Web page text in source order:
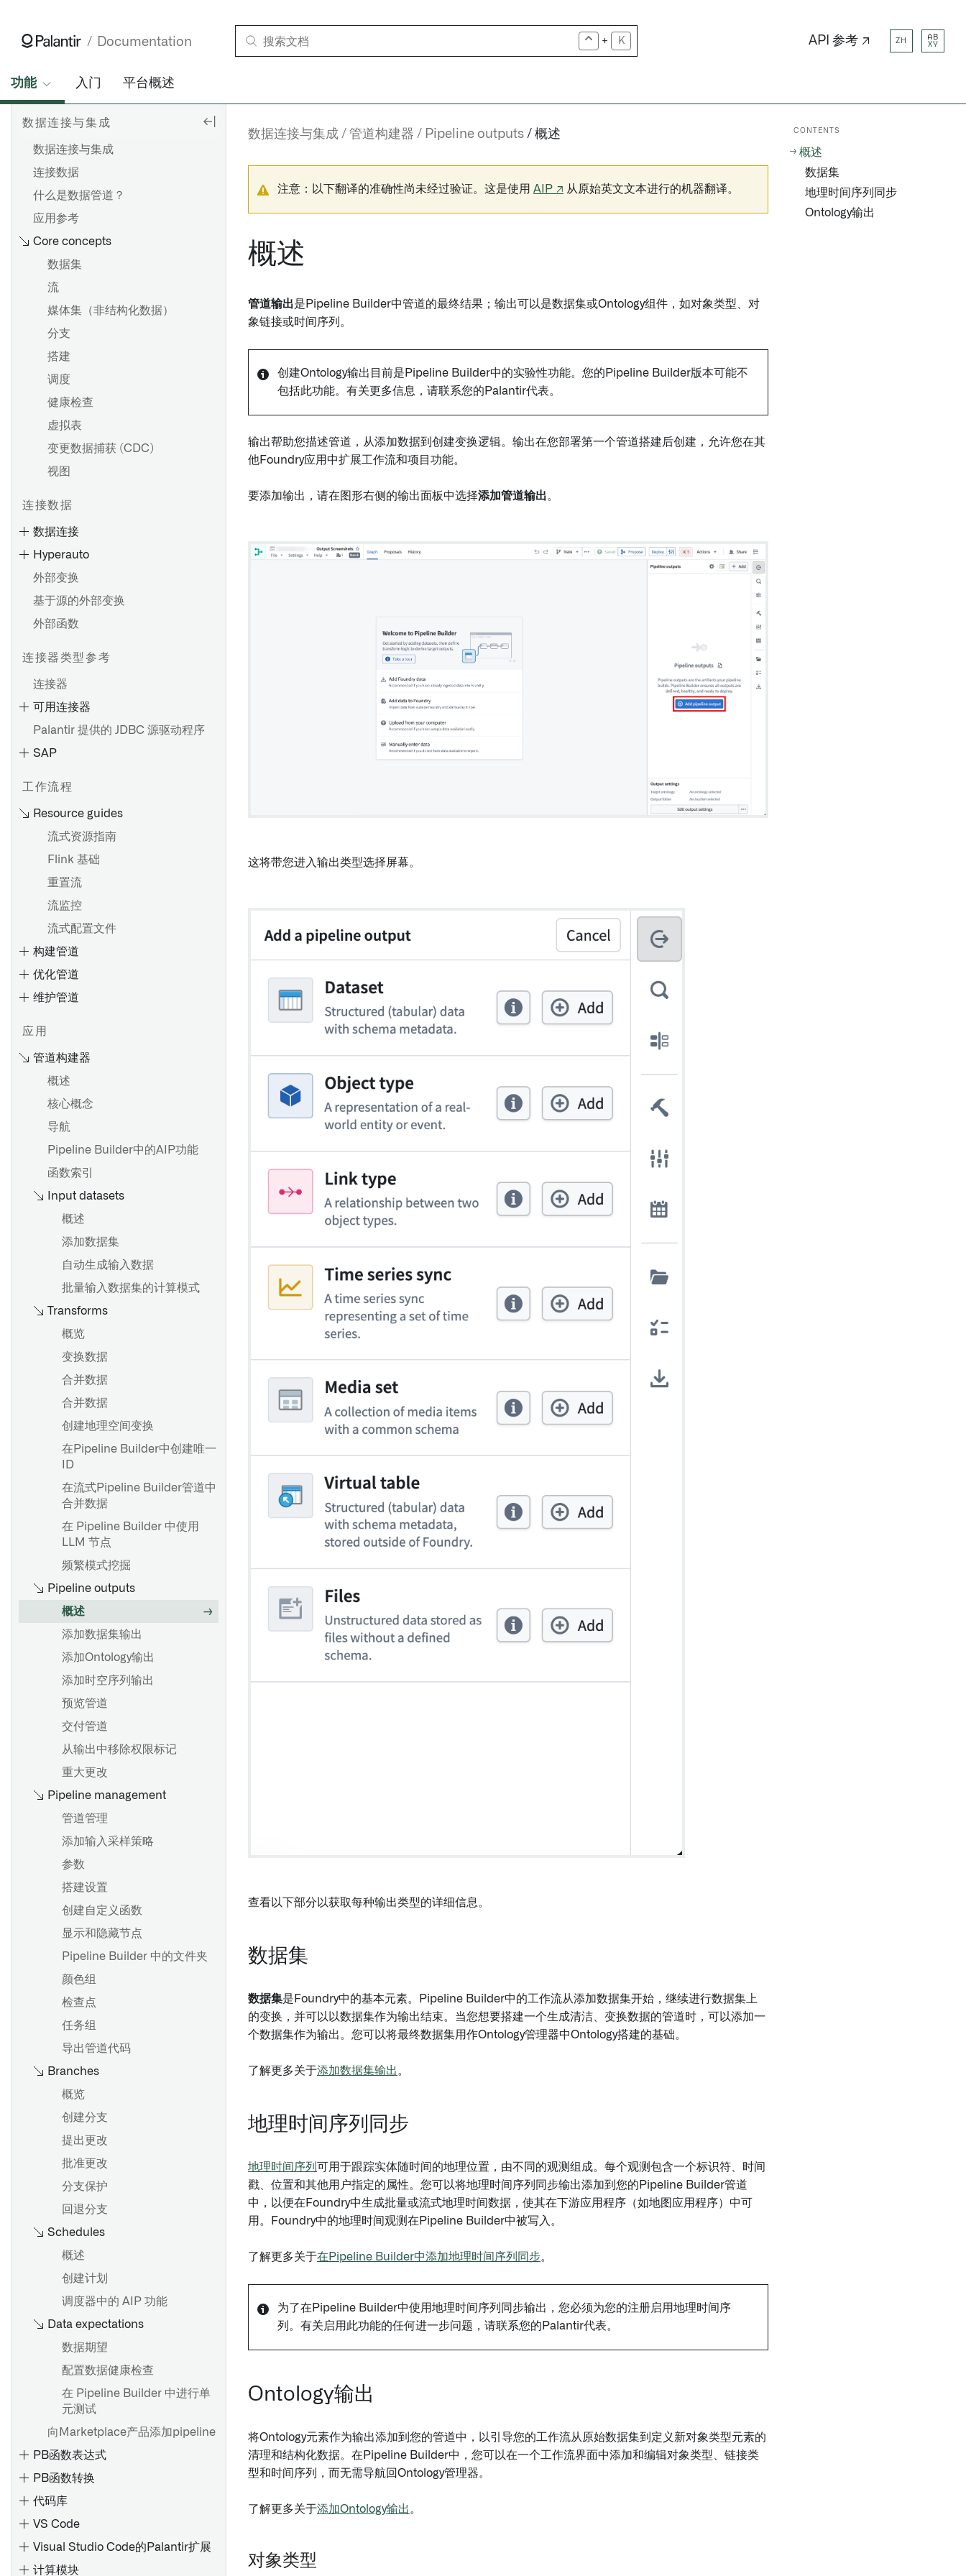
Documentation + K API 参考 ↗ ZH
AB
XY
功能 入门 平台概述
数据连接与集成
数据连接与集成
连接数据
什么是数据管道？
应用参考
Core concepts
数据集
流
媒体集（非结构化数据）
分支
搭建
调度
健康检查
虚拟表
变更数据捕获 (CDC)
视图
连接数据
数据连接
设置直接连接
设置代理
份验证
设置数据源
源探索
设置批量同步
设置流式同步
Hyperauto
HyperAuto V1 概述
开始使用 HyperAuto V1
数据源探索
SDDI 控制台
配置参考
从 HyperAuto V1 迁移到 V2
HyperAuto V1 常见问题
外部变换
基于源的外部变换
外部函数
连接器类型参考
连接器
可用连接器
Palantir 提供的 JDBC 源驱动程序
SAP
SAP 附加组件的安装
安装 Palantir Foundry
用程序
安装远程代理
为 4.6C/620/640 安装远程代
安装修补包
配置 SLT（SAP Landscape
Transformation Replication
Connector 2.0 for SAP
Applications 或远程代理
Palantir Foundry Connector
Palantir Foundry Connector
2.0 以 SAP 应用程序的参数
设置和配置清理任务
授权角色
备份和恢复 Palantir Foundry
Connector 2.0 以用于 SAP 应
用程序
创建一个新的来源
源探索
Foundry SAP 同步
创建新的流式同步
增量更新
SAP 对象类型
从SAP提取长文本
事务代码和报告提取
用户归属的 SAP 数据输出与
OAuth 2.0
工作流程
Resource guides
流式资源指南
Flink 基础
重置流
流监控
流式配置文件
构建管道
使用 Pipeline Builder 创建数
据集批处理管道
使用Pipeline Builder创建媒体
理管道
使用代码库创建媒体集批处理
管道
使用Pipeline Builder创建增量
管道
概述
创建增量同步
保持高性能
流式管道：概述
性能考虑
使用 Foundry Streaming 进行
计算
流式密钥
流式有状态变换
概述
创建计划
查看和修改计划
查找和管理计划
常见调度配置
触发器类型参考
故障排除参考
向市场产品添加计划 [测试版]
概述
创建连接流
Compass 文件列出器
推荐的项目和团队结构
开发最佳实践
分支和发布流程
调度最佳实践
搭建生产流水线
概览
为CSV或JSON文件推断架构
概述
关于移除权限标记的指南
移除继承的权限标记和组织
优化管道
调试失败的管道
调试失败的流
排查内存不足（OOM）出错
排查计划
Spark 概念
Spark UI [测试版]
理解计算使用情况
原生加速
应用Spark配置文件
概述
设置投影
高级细节
Foundry 使用优化
维护管道
应用
管道构建器
概述
核心概念
导航
Pipeline Builder中的AIP功能
函数索引
Input datasets
概述
添加数据集
自动生成输入数据
批量输入数据集的计算模式
Transforms
概览
变换数据
合并数据
合并数据
创建地理空间变换
在Pipeline Builder中创建唯一
ID
在流式Pipeline Builder管道中
合并数据
在 Pipeline Builder 中使用
LLM 节点
频繁模式挖掘
Pipeline outputs
概述
添加数据集输出
添加Ontology输出
添加时空序列输出
预览管道
交付管道
从输出中移除权限标记
重大更改
Pipeline management
管道管理
添加输入采样策略
参数
搭建设置
创建自定义函数
显示和隐藏节点
Pipeline Builder 中的文件夹
颜色组
检查点
任务组
导出管道代码
Branches
概览
创建分支
提出更改
批准更改
分支保护
回退分支
Schedules
概述
创建计划
调度器中的 AIP 功能
Data expectations
数据期望
配置数据健康检查
在 Pipeline Builder 中进行单
元测试
向Marketplace产品添加pipeline
PB函数表达式
PB函数转换
代码库
VS Code
Visual Studio Code的Palantir扩展
计算模块
数据连接与集成 管道构建器 Pipeline outputs 概述
注意：以下翻译的准确性尚未经过验证。这是使用 AIP ↗ 从原始英文文本进行的机器翻译。
概述
管道输出是Pipeline Builder中管道的最终结果；输出可以是数据集或Ontology组件，如对象类型、对
象链接或时间序列。
创建Ontology输出目前是Pipeline Builder中的实验性功能。您的Pipeline Builder版本可能不
包括此功能。有关更多信息，请联系您的Palantir代表。
输出帮助您描述管道，从添加数据到创建变换逻辑。输出在您部署第一个管道搭建后创建，允许您在其
他Foundry应用中扩展工作流和项目功能。
要添加输出，请在图形右侧的输出面板中选择添加管道输出。
这将带您进入输出类型选择屏幕。
查看以下部分以获取每种输出类型的详细信息。
数据集
数据集是Foundry中的基本元素。Pipeline Builder中的工作流从添加数据集开始，继续进行数据集上
的变换，并可以以数据集作为输出结束。当您想要搭建一个生成清洁、变换数据的管道时，可以添加一
个数据集作为输出。您可以将最终数据集用作Ontology管理器中Ontology搭建的基础。
了解更多关于添加数据集输出 。
地理时间序列同步
地理时间序列 可用于跟踪实体随时间的地理位置，由不同的观测组成。每个观测包含一个标识符、时间
戳、位置和其他用户指定的属性。您可以将地理时间序列同步输出添加到您的Pipeline Builder管道
中，以便在Foundry中生成批量或流式地理时间数据，使其在下游应用程序（如地图应用程序）中可
用。Foundry中的地理时间观测在Pipeline Builder中被写入。
了解更多关于在Pipeline Builder中添加地理时间序列同步。
为了在Pipeline Builder中使用地理时间序列同步输出，您必须为您的注册启用地理时间序
列。有关启用此功能的任何进一步问题，请联系您的Palantir代表。
Ontology输出
将Ontology元素作为输出添加到您的管道中，以引导您的工作流从原始数据集到定义新对象类型元素的
清理和结构化数据。在Pipeline Builder中，您可以在一个工作流界面中添加和编辑对象类型、链接类
型和时间序列，而无需导航回Ontology管理器。
了解更多关于添加Ontology输出 。
对象类型
CONTENTS
概述
数据集
地理时间序列同步
Ontology输出